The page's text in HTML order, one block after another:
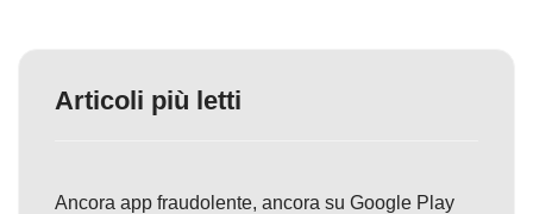
Articoli più letti
Ancora app fraudolente, ancora su Google Play